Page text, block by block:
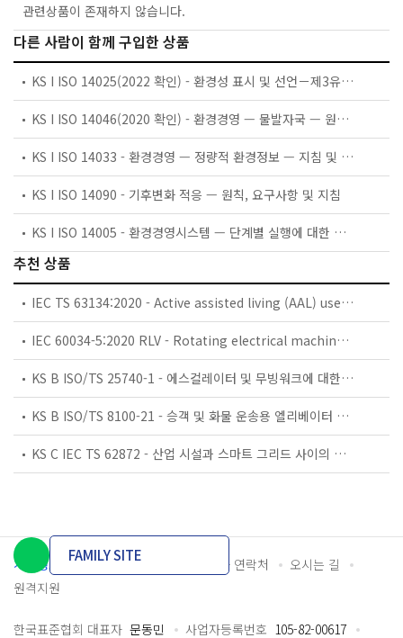
관련상품이 존재하지 않습니다.
다른 사람이 함께 구입한 상품
KS I ISO 14025(2022 확인) - 환경성 표시 및 선언－제3유형 환경성 선언－원칙 및 절차
KS I ISO 14046(2020 확인) - 환경경영 — 물발자국 — 원칙, 요구사항 및 지침
KS I ISO 14033 - 환경경영 — 정량적 환경정보 — 지침 및 예시
KS I ISO 14090 - 기후변화 적응 — 원칙, 요구사항 및 지침
KS I ISO 14005 - 환경경영시스템 — 단계별 실행에 대한 유연한 접근 지침
추천 상품
IEC TS 63134:2020 - Active assisted living (AAL) use cases
IEC 60034-5:2020 RLV - Rotating electrical machines - Part 5: Degrees of protection provided by the integral design of rotating electrical machines (IP code) - Classification
KS B ISO/TS 25740-1 - 에스컬레이터 및 무빙워크에 대한 안전요건 — 제1부: 세계공통 필수 안전요건(GESRs)
KS B ISO/TS 8100-21 - 승객 및 화물 운송용 엘리베이터 —제21부: 세계공통 필수안전요건(GESRs)을 충족하는 세계공통 안전 파라미터(GSPs)
KS C IEC TS 62872 - 산업 시설과 스마트 그리드 사이의 산업 공정 측정, 제어 및 자동화 시스템 인터페이스
개인정보처리방침 이용약관 담당자 연락처
오시는 길
원격지원
FAMILY SITE
한국표준협회 대표자 문동민 사업자등록번호 105-82-00617